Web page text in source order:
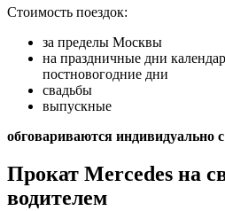
Стоимость поездок:
за пределы Москвы
на праздничные дни
постновогодние дни
свадьбы
выпускные
обговариваются индивидуально
Прокат Mercedes на
водителем